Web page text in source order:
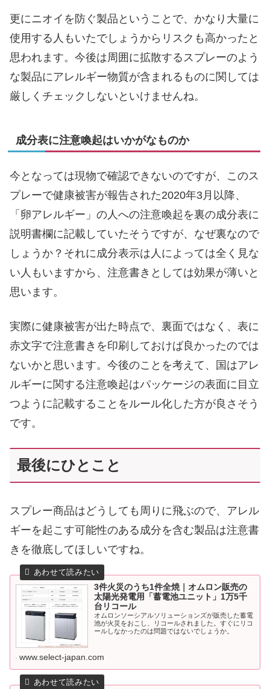
更にニオイを防ぐ製品ということで、かなり大量に
使用する人もいたでしょうからリスクも高かったと
思われます。今後は周囲に拡散するスプレーのよう
な製品にアレルギー物質が含まれるものに関しては
厳しくチェックしないといけませんね。
成分表に注意喚起はいかがなものか
今となっては現物で確認できないのですが、このス
プレーで健康被害が報告された2020年3月以降、
「卵アレルギー」の人への注意喚起を裏の成分表に
説明書欄に記載していたそうですが、なぜ裏なので
しょうか？それに成分表示は人によっては全く見な
い人もいますから、注意書きとしては効果が薄いと
思います。
実際に健康被害が出た時点で、裏面ではなく、表に
赤文字で注意書きを印刷しておけば良かったのでは
ないかと思います。今後のことを考えて、国はアレ
ルギーに関する注意喚起はパッケージの表面に目立
つように記載することをルール化した方が良さそう
です。
最後にひとこと
スプレー商品はどうしても周りに飛ぶので、アレル
ギーを起こす可能性のある成分を含む製品は注意書
きを徹底してほしいですね。
3件火災のうち1件全焼｜オムロン販売の
太陽光発電用「蓄電池ユニット」1万5千
台リコール
オムロンソーシアルソリューションズが販売した蓄電
池が火災をおこし、リコールされました。すぐにリコ
ールしなかったのは問題ではないでしょうか。
www.select-japan.com